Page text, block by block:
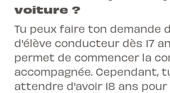
voiture ?
Tu peux faire ton demande
d'élève conducteur dès 17
permet de commencer la
accompagnée. Cependant,
attendre d'avoir 18 ans